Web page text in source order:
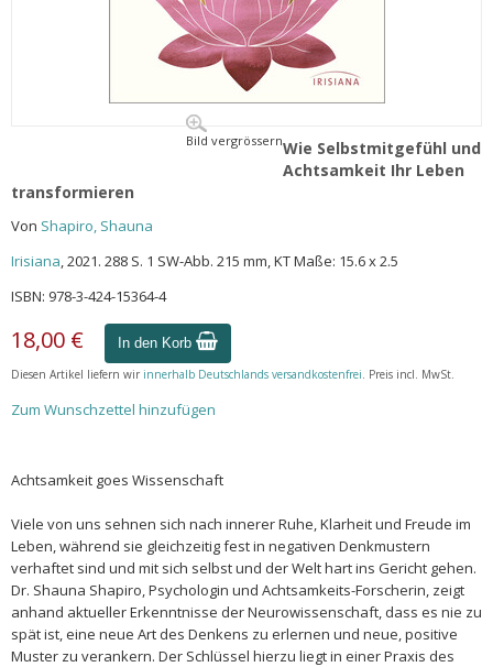
Bild vergrössernWie Selbstmitgefühl und
Achtsamkeit Ihr Leben
transformieren
Von Shapiro, Shauna
Irisiana, 2021. 288 S. 1 SW-Abb. 215 mm, KT Maße: 15.6 x 2.5
ISBN: 978-3-424-15364-4
18,00 € In den Korb
Diesen Artikel liefern wir innerhalb Deutschlands versandkostenfrei. Preis incl. MwSt.
Zum Wunschzettel hinzufügen
Achtsamkeit goes Wissenschaft
Viele von uns sehnen sich nach innerer Ruhe, Klarheit und Freude im
Leben, während sie gleichzeitig fest in negativen Denkmustern
verhaftet sind und mit sich selbst und der Welt hart ins Gericht gehen.
Dr. Shauna Shapiro, Psychologin und Achtsamkeits-Forscherin, zeigt
anhand aktueller Erkenntnisse der Neurowissenschaft, dass es nie zu
spät ist, eine neue Art des Denkens zu erlernen und neue, positive
Muster zu verankern. Der Schlüssel hierzu liegt in einer Praxis des